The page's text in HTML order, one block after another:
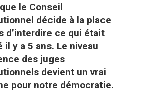
le Conseil
décide à la place
d’interdire ce qui était
il y a 5 ans. Le niveau
des juges
devient un vrai
pour notre démocratie.